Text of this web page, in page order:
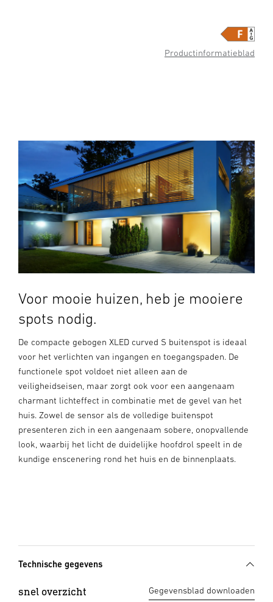
Productinformatieblad
Voor mooie huizen, heb je mooiere
spots nodig.
De compacte gebogen XLED curved S buitenspot is ideaal
voor het verlichten van ingangen en toegangspaden. De
functionele spot voldoet niet alleen aan de
veiligheidseisen, maar zorgt ook voor een aangenaam
charmant lichteffect in combinatie met de gevel van het
huis. Zowel de sensor als de volledige buitenspot
presenteren zich in een aangenaam sobere, onopvallende
look, waarbij het licht de duidelijke hoofdrol speelt in de
kundige enscenering rond het huis en de binnenplaats.
Technische gegevens
snel overzicht Gegevensblad downloaden